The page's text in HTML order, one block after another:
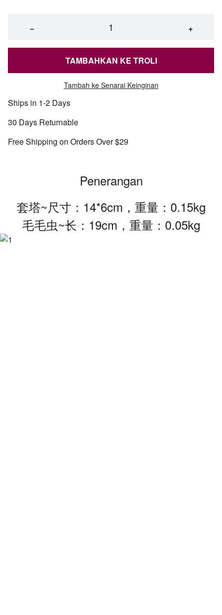
− +
TAMBAHKAN KE TROLI
Tambah ke Senarai Keinginan
Ships in 1-2 Days
30 Days Returnable
Free Shipping on Orders Over $29
Penerangan
套塔~尺寸：14*6cm，重量：0.15kg
毛毛虫~长：19cm，重量：0.05kg